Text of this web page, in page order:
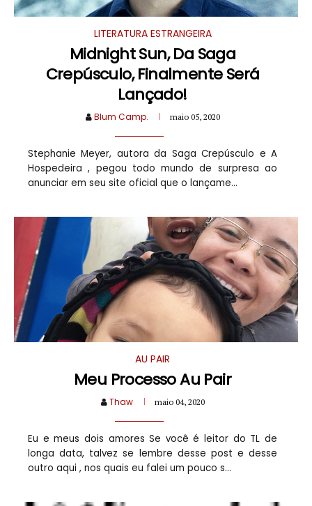
LITERATURA ESTRANGEIRA
Midnight Sun, Da Saga
Crepúsculo, Finalmente Será
Lançado!
Blum Camp. maio 05, 2020
Stephanie Meyer, autora da Saga Crepúsculo e A
Hospedeira , pegou todo mundo de surpresa ao
anunciar em seu site oficial que o lançame...
AU PAIR
Meu Processo Au Pair
Thaw maio 04, 2020
Eu e meus dois amores Se você é leitor do TL de
longa data, talvez se lembre desse post e desse
outro aqui , nos quais eu falei um pouco s...